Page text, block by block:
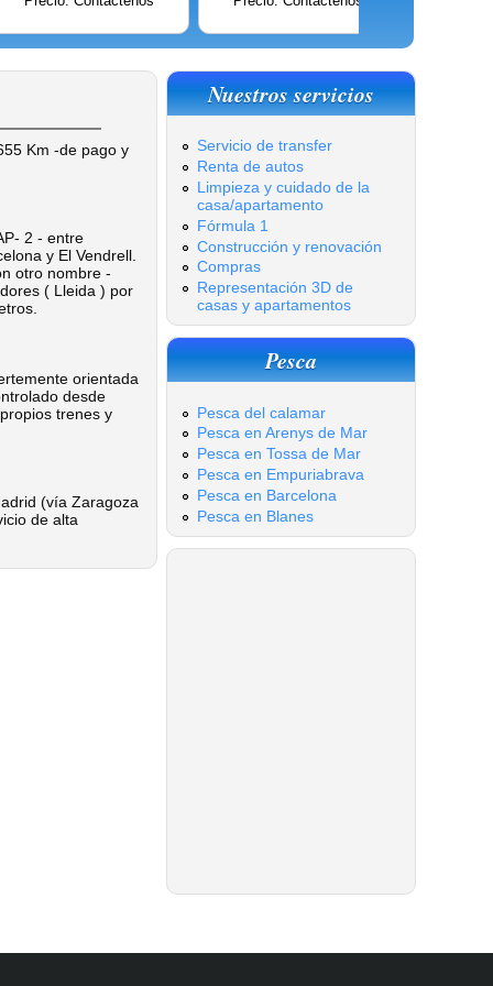
Km -de pago y
2 - entre
y El Vendrell.
otro nombre -
( Lleida ) por
orientada
desde
trenes y
(vía Zaragoza
de alta
Nuestros servicios
Servicio de transfer
Renta de autos
Limpieza y cuidado de la
casa/apartamento
Fórmula 1
Construcción y renovación
Compras
Representación 3D de
casas y apartamentos
Pesca
Pesca del calamar
Pesca en Arenys de Mar
Pesca en Tossa de Mar
Pesca en Empuriabrava
Pesca en Barcelona
Pesca en Blanes